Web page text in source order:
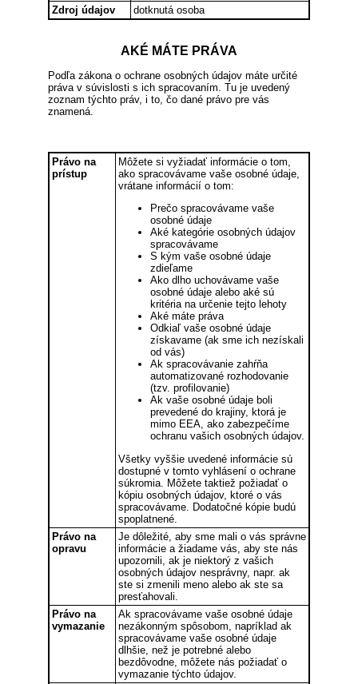
Zdroj údajov dotknutá osoba
AKÉ MÁTE PRÁVA
Podľa zákona o ochrane osobných údajov máte určité
práva v súvislosti s ich spracovaním. Tu je uvedený
zoznam týchto práv, i to, čo dané právo pre vás
znamená.
Právo na
prístup
Môžete si vyžiadať informácie o tom,
ako spracovávame vaše osobné údaje,
vrátane informácií o tom:
Prečo spracovávame vaše
osobné údaje
Aké kategórie osobných údajov
spracovávame
S kým vaše osobné údaje
zdieľame
Ako dlho uchovávame vaše
osobné údaje alebo aké sú
kritéria na určenie tejto lehoty
Aké máte práva
Odkiaľ vaše osobné údaje
získavame (ak sme ich nezískali
od vás)
Ak spracovávanie zahŕňa
automatizované rozhodovanie
(tzv. profilovanie)
Ak vaše osobné údaje boli
prevedené do krajiny, ktorá je
mimo EEA, ako zabezpečíme
ochranu vašich osobných údajov.
Všetky vyššie uvedené informácie sú
dostupné v tomto vyhlásení o ochrane
súkromia. Môžete taktiež požiadať o
kópiu osobných údajov, ktoré o vás
spracovávame. Dodatočné kópie budú
spoplatnené.
Právo na
opravu
Je dôležité, aby sme mali o vás správne
informácie a žiadame vás, aby ste nás
upozornili, ak je niektorý z vašich
osobných údajov nesprávny, napr. ak
ste si zmenili meno alebo ak ste sa
presťahovali.
Právo na
vymazanie
Ak spracovávame vaše osobné údaje
nezákonným spôsobom, napríklad ak
spracovávame vaše osobné údaje
dlhšie, než je potrebné alebo
bezdôvodne, môžete nás požiadať o
vymazanie týchto údajov.